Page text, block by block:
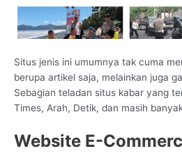
Situs jenis ini umumnya tak cuma
berupa artikel saja, melainkan juga
Sebagian teladan situs kabar yang
Times, Arah, Detik, dan masih
Website E-